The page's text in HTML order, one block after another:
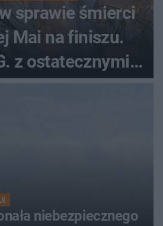
sprawie śmierci
Mai na finiszu.
z ostatecznymi
niebezpiecznego